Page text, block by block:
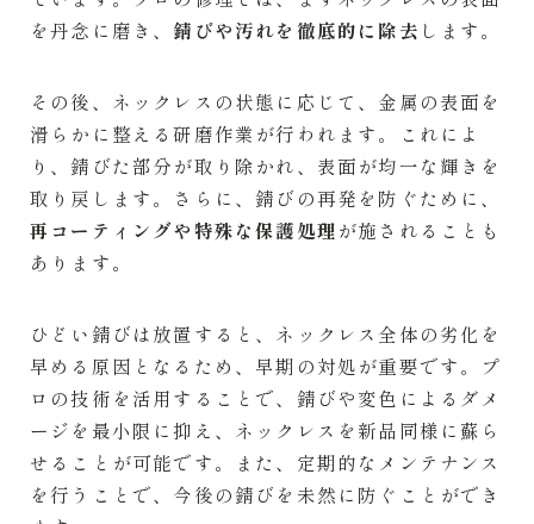
を丹念に磨き、 錆びや汚れを徹底的に除去 します。
その後、ネックレスの状態に応じて、金属の表面を
滑らかに整える研磨作業が行われます。これによ
り、錆びた部分が取り除かれ、表面が均一な輝きを
取り戻します。さらに、錆びの再発を防ぐために、
再コーティングや特殊な保護処理が施されることも
あります。
ひどい錆びは放置すると、ネックレス全体の劣化を
早める原因となるため、早期の対処が重要です。プ
ロの技術を活用することで、錆びや変色によるダメ
ージを最小限に抑え、ネックレスを新品同様に蘇ら
せることが可能です。また、定期的なメンテナンス
を行うことで、今後の錆びを未然に防ぐことができ